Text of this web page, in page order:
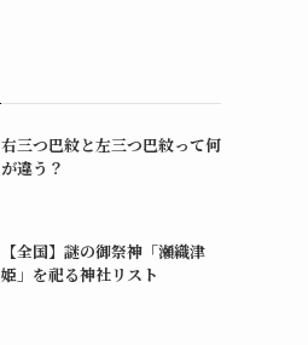
右三つ巴紋と左三つ巴紋って何
が違う？
【全国】謎の御祭神「瀬織津
姫」を祀る神社リスト